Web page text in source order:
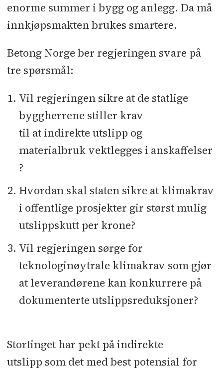
enorme summer i bygg og anlegg. Da må
innkjøpsmakten brukes smartere.
Betong Norge ber regjeringen svare på
tre spørsmål:
Vil regjeringen sikre at de statlige
byggherrene stiller krav
til at indirekte utslipp og
materialbruk vektlegges i anskaffelser
?
Hvordan skal staten sikre at klimakrav
i offentlige prosjekter gir størst mulig
utslippskutt per krone?
Vil regjeringen sørge for
teknologinøytrale klimakrav som gjør
at leverandørene kan konkurrere på
dokumenterte utslippsreduksjoner?
Stortinget har pekt på indirekte
utslipp som det med best potensial for